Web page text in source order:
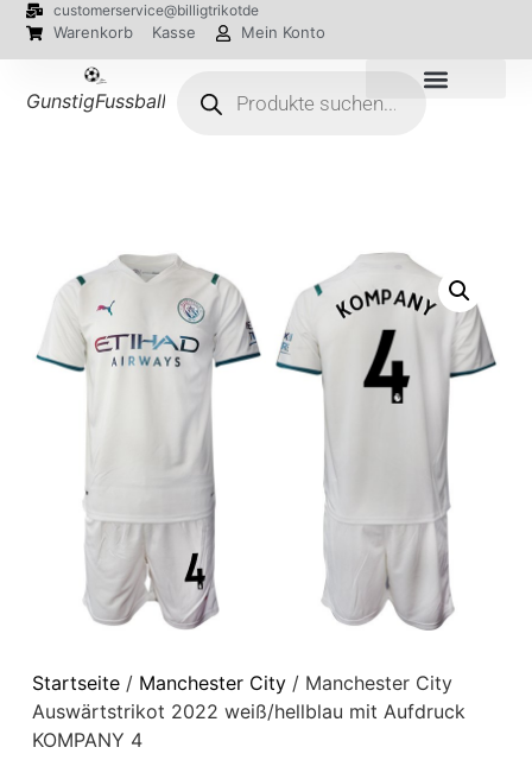
customerservice@billigtrikotde
Warenkorb Kasse Mein Konto
GunstigFussballTrikot
Startseite/ Manchester City/ Manchester City
Auswärtstrikot 2022 weiß/hellblau mit Aufdruck
KOMPANY 4